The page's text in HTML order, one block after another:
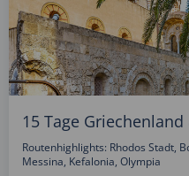
15 Tage
Routenhighlights: Rhodos Stadt,
Messina, Kefalonia, Olympia